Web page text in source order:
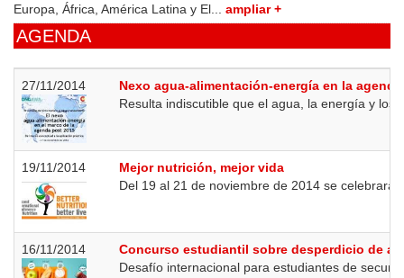
Europa, África, América Latina y El... ampliar +
AGENDA
27/11/2014
Nexo agua-alimentación-energía en la
Resulta indiscutible que el agua, la energía y
19/11/2014
Mejor nutrición, mejor vida
Del 19 al 21 de noviembre de 2014 se
16/11/2014
Concurso estudiantil sobre desperdicio de
Desafío internacional para estudiantes de